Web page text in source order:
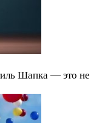
Шапка — это не